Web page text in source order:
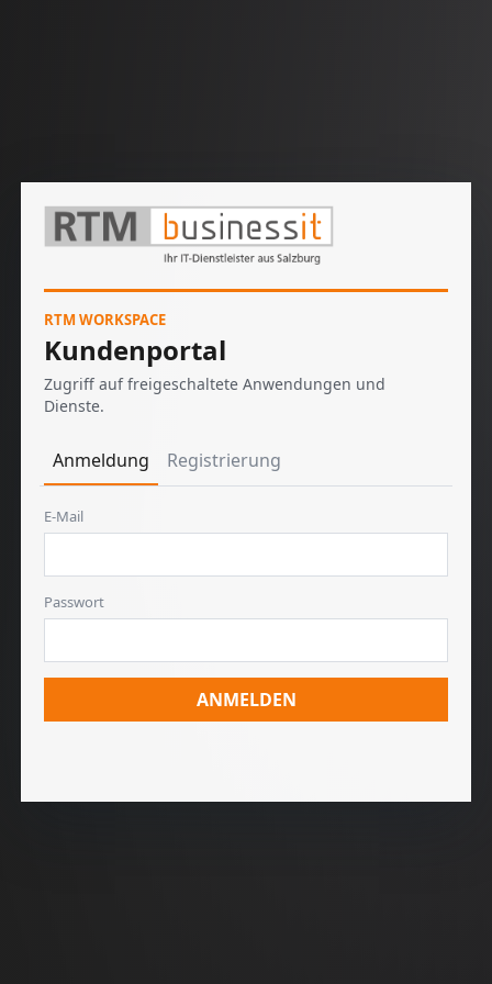
RTM WORKSPACE
Kundenportal
Zugriff auf freigeschaltete Anwendungen und
Dienste.
Anmeldung Registrierung
E-Mail
Passwort
ANMELDEN